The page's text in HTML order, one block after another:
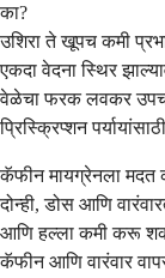
का?
उशिरा ते खूपच कमी
एकदा वेदना स्थिर
वेळेचा फरक लवकर
प्रिस्क्रिप्शन
कॅफीन मायग्रेनला मदत
दोन्ही, डोस आणि
आणि हल्ला कमी करू
कॅफीन आणि वारंवार